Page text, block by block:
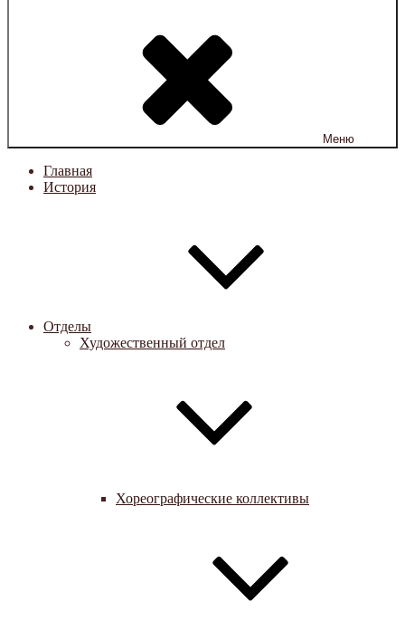
Меню
Главная
История
Отделы
Художественный отдел
Хореографические коллективы